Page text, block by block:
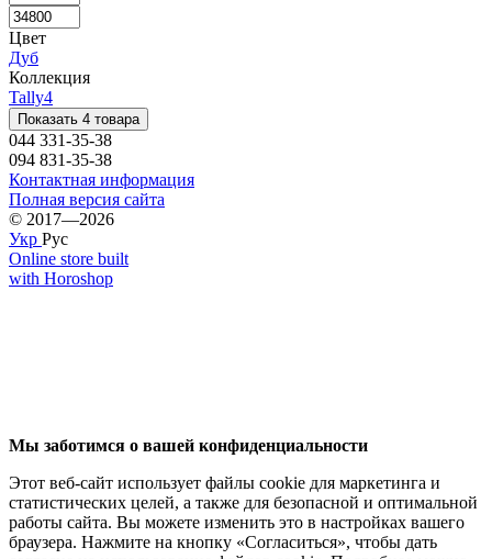
Цвет
Дуб
Коллекция
Tally4
Показать 4 товара
044 331-35-38
094 831-35-38
Контактная информация
Полная версия сайта
© 2017—2026
Укр Рус
Online store built
with Horoshop
Мы заботимся о вашей конфиденциальности
Этот веб-сайт использует файлы cookie для маркетинга и
статистических целей, а также для безопасной и оптимальной
работы сайта. Вы можете изменить это в настройках вашего
браузера. Нажмите на кнопку «Согласиться», чтобы дать